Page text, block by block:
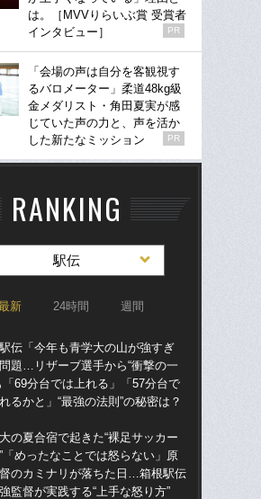
は。［MVVりらいぶ賞 受賞者
インタビュー］
PR
「会場の声は自分を客観視す
るバロメーター」柔道48kg級
金メダリスト・角田夏実が感
じていた声の力と、声を活か
した新たなミッション
PR
RANKING
駅伝
新 24時間 週間
伝「今年も青学大の山が強すぎ
題…リザーブ選手から“衝撃の一
「69分台では上れる」「57分台で
るかと」“最強の法則”の秘密は？
の夏合宿で起きた“裸足サッカー
「めったなことでは怒らない」原
のカミナリが落ちた日…箱根駅伝
監督が実践する“上手な怒り方”